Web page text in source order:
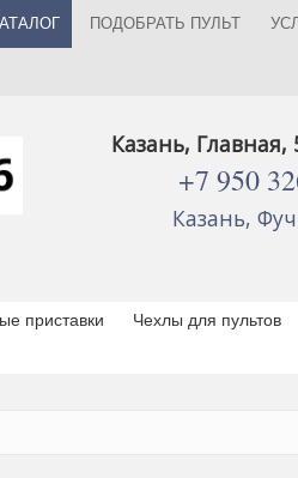
ПОДОБРАТЬ ПУЛЬТ
Казань,
+7 950
Казань,
приставки Чехлы для пультов